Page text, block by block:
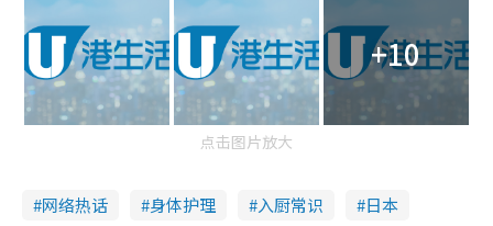
+10
点击图片放大
网络热话 身体护理 入厨常识
日本